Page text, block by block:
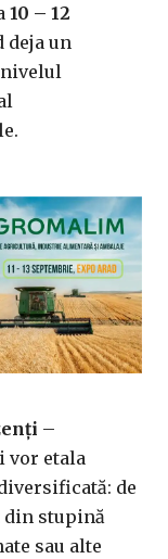
10 – 12
deja un
–
vor etala
de
din stupină
sau alte